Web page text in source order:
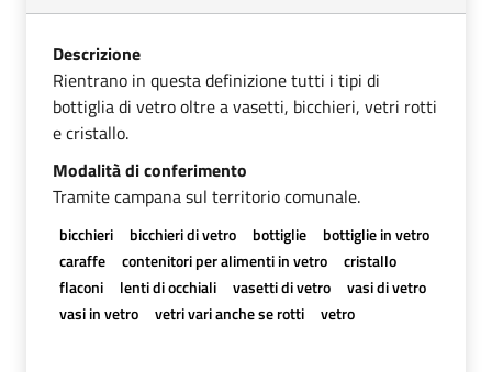
Descrizione
Rientrano in questa definizione tutti i tipi di
bottiglia di vetro oltre a vasetti, bicchieri, vetri rotti
e cristallo.
Modalità di conferimento
Tramite campana sul territorio comunale.
bicchieri bicchieri di vetro bottiglie
bottiglie in vetro
caraffe
contenitori per alimenti in vetro
cristallo
flaconi
lenti di occhiali vasetti di vetro
vasi di vetro
vasi in vetro
vetri vari anche se rotti vetro